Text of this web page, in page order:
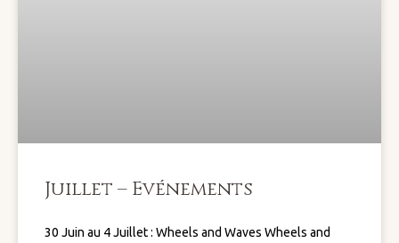
Juillet – Evénements
30 Juin au 4 Juillet : Wheels and Waves Wheels and